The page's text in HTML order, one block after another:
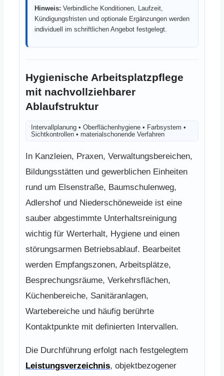
Hinweis: Verbindliche Konditionen, Laufzeit,
Kündigungsfristen und optionale Ergänzungen werden
individuell im schriftlichen Angebot festgelegt.
Hygienische Arbeitsplatzpflege
mit nachvollziehbarer
Ablaufstruktur
Intervallplanung • Oberflächenhygiene • Farbsystem •
Sichtkontrollen • materialschonende Verfahren
In Kanzleien, Praxen, Verwaltungsbereichen,
Bildungsstätten und gewerblichen Einheiten
rund um Elsenstraße, Baumschulenweg,
Adlershof und Niederschöneweide ist eine
sauber abgestimmte Unterhaltsreinigung
wichtig für Werterhalt, Hygiene und einen
störungsarmen Betriebsablauf. Bearbeitet
werden Empfangszonen, Arbeitsplätze,
Besprechungsräume, Verkehrsflächen,
Küchenbereiche, Sanitäranlagen,
Wartebereiche und häufig berührte
Kontaktpunkte mit definierten Intervallen.
Die Durchführung erfolgt nach festgelegtem
Leistungsverzeichnis, objektbezogener